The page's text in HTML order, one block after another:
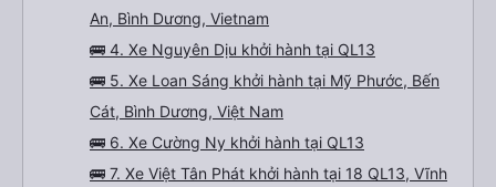
An, Bình Dương, Vietnam
🚌 4. Xe Nguyên Dịu khởi hành tại QL13
🚌 5. Xe Loan Sáng khởi hành tại Mỹ Phước, Bến
Cát, Bình Dương, Việt Nam
🚌 6. Xe Cường Ny khởi hành tại QL13
🚌 7. Xe Việt Tân Phát khởi hành tại 18 QL13, Vĩnh